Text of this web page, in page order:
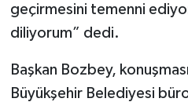
geçirmesini temenni
diliyorum” dedi.
Başkan Bozbey,
Büyükşehir Belediyesi